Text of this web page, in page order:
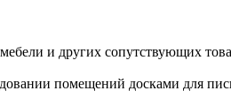
и других сопутствующих
помещений досками для